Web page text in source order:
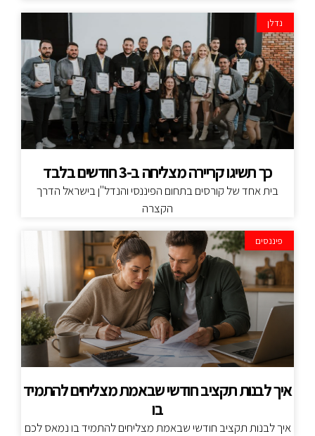
נדלן
כך תשיגו קריירה מצליחה ב-3 חודשים בלבד
בית אחד של קורסים בתחום הפיננסי והנדל"ן בישראל הדרך
הקצרה
פיננסים
איך לבנות תקציב חודשי שבאמת מצליחים להתמיד
בו
איך לבנות תקציב חודשי שבאמת מצליחים להתמיד בו נמאס לכם